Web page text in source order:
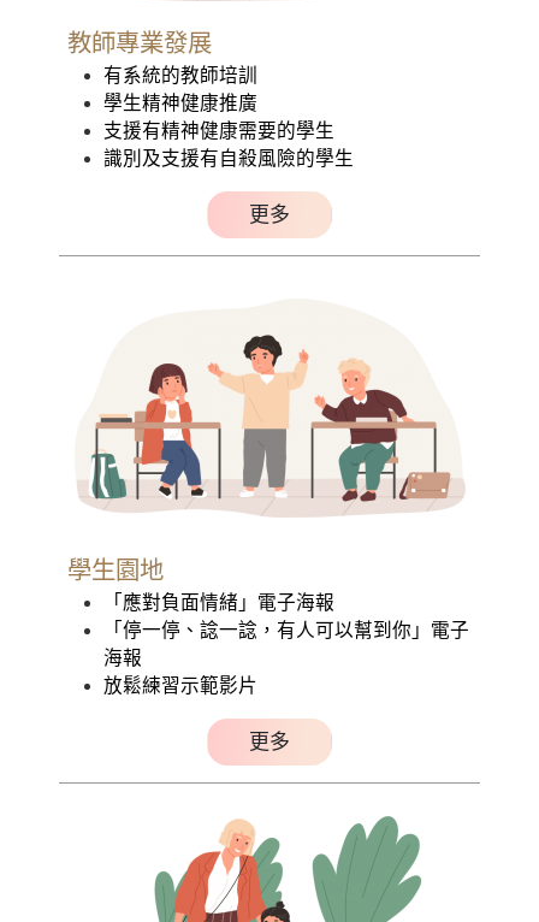
教師專業發展
有系統的教師培訓
學生精神健康推廣
支援有精神健康需要的學生
識別及支援有自殺風險的學生
更多
學生園地
「應對負面情緒」電子海報
「停一停、諗一諗，有人可以幫到你」電子
海報
放鬆練習示範影片
更多